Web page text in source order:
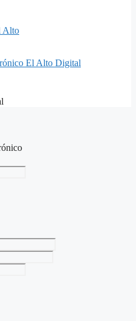
Alto
El Alto Digital